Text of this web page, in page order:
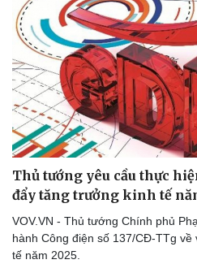
Du lịch
Tư vấn
Săn Tour
check-in
Thủ tướng yêu cầu thực
đẩy tăng trưởng kinh tế
VOV.VN - Thủ tướng Chính phủ
hành Công điện số 137/CĐ-TTg
tế năm 2025.